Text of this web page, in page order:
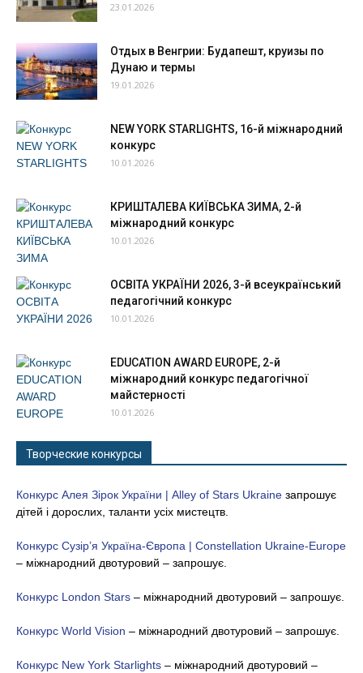
23.01.2026
Отдых в Венгрии: Будапешт, круизы по
Дунаю и термы
19.01.2026
NEW YORK STARLIGHTS, 16-й міжнародний
конкурс
10.01.2026
КРИШТАЛЕВА КИЇВСЬКА ЗИМА, 2-й
міжнародний конкурс
10.01.2026
ОСВІТА УКРАЇНИ 2026, 3-й всеукраїнський
педагогічний конкурс
10.01.2026
EDUCATION AWARD EUROPE, 2-й
міжнародний конкурс педагогічної
майстерності
10.01.2026
Творческие конкурсы
Конкурс Алея Зірок України | Alley of Stars Ukraine запрошує
дітей і дорослих, таланти усіх мистецтв.
Конкурс Сузір’я Україна-Європа | Constellation Ukraine-Europe
– міжнародний двотуровий – запрошує.
Конкурс London Stars – міжнародний двотуровий – запрошує.
Конкурс World Vision – міжнародний двотуровий – запрошує.
Конкурс New York Starlights – міжнародний двотуровий –